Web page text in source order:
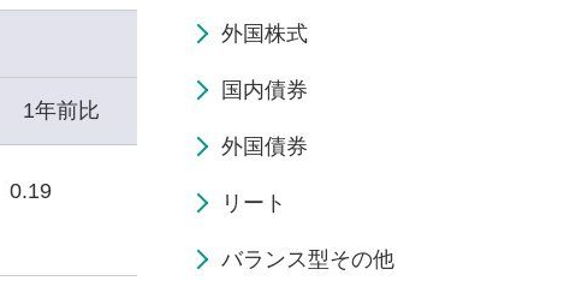
1年前比
0.19
外国株式
国内債券
外国債券
リート
バランス型その他